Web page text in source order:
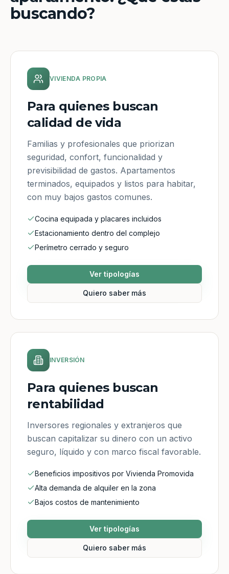
buscando?
VIVIENDA PROPIA
Para quienes buscan
calidad de vida
Familias y profesionales que priorizan
seguridad, confort, funcionalidad y
previsibilidad de gastos. Apartamentos
terminados, equipados y listos para habitar,
con muy bajos gastos comunes.
Cocina equipada y placares incluidos
Estacionamiento dentro del complejo
Perímetro cerrado y seguro
Ver tipologías
Quiero saber más
INVERSIÓN
Para quienes buscan
rentabilidad
Inversores regionales y extranjeros que
buscan capitalizar su dinero con un activo
seguro, líquido y con marco fiscal favorable.
Beneficios impositivos por Vivienda Promovida
Alta demanda de alquiler en la zona
Bajos costos de mantenimiento
Ver tipologías
Quiero saber más